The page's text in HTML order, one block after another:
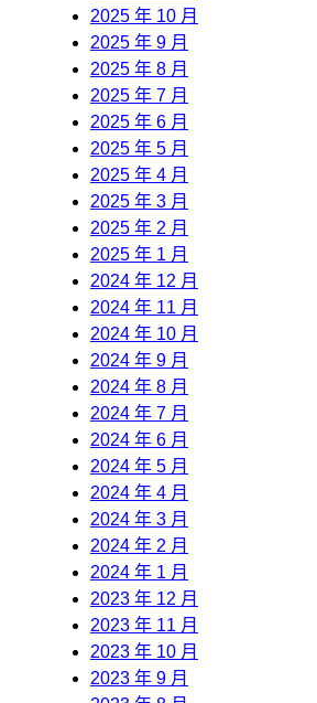
2025 年 10 月
2025 年 9 月
2025 年 8 月
2025 年 7 月
2025 年 6 月
2025 年 5 月
2025 年 4 月
2025 年 3 月
2025 年 2 月
2025 年 1 月
2024 年 12 月
2024 年 11 月
2024 年 10 月
2024 年 9 月
2024 年 8 月
2024 年 7 月
2024 年 6 月
2024 年 5 月
2024 年 4 月
2024 年 3 月
2024 年 2 月
2024 年 1 月
2023 年 12 月
2023 年 11 月
2023 年 10 月
2023 年 9 月